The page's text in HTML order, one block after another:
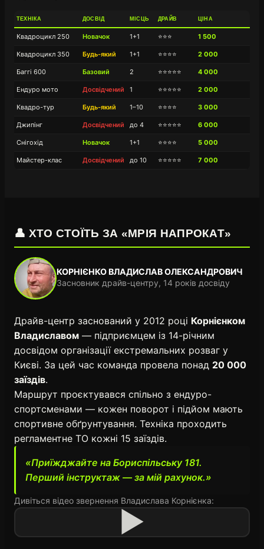
ТЕХНІКА ДОСВІД МІСЦЬ ДРАЙВ ЦІНА
Квадроцикл 250 Новачок 1+1 ⭐⭐⭐ 1 500
Квадроцикл 350 Будь-який 1+1 ⭐⭐⭐⭐ 2 000
Баггі 600 Базовий 2 ⭐⭐⭐⭐⭐ 4 000
Ендуро мото Досвідчений 1 ⭐⭐⭐⭐⭐ 2 000
Квадро-тур Будь-який 1–10 ⭐⭐⭐⭐ 3 000
Джипінг Досвідчений до 4 ⭐⭐⭐⭐⭐ 6 000
Снігохід Новачок 1+1 ⭐⭐⭐⭐ 5 000
Майстер-клас Досвідчений до 10 ⭐⭐⭐⭐⭐ 7 000
👤 ХТО СТОЇТЬ ЗА «МРІЯ НАПРОКАТ»
КОРНІЄНКО ВЛАДИСЛАВ ОЛЕКСАНДРОВИЧ
Засновник драйв-центру, 14 років досвіду
Драйв-центр заснований у 2012 році Корнієнком
Владиславом — підприємцем із 14-річним
досвідом організації екстремальних розваг у
Києві. За цей час команда провела понад 20 000
заїздів.
Маршрут проєктувався спільно з ендуро-
спортсменами — кожен поворот і підйом мають
спортивне обґрунтування. Техніка проходить
регламентне ТО кожні 15 заїздів.
«Приїжджайте на Бориспільську 181.
Перший інструктаж — за мій рахунок.»
Дивіться відео звернення Владислава Корнієнка:
▶